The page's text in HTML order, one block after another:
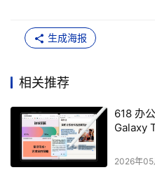
在“节流”方面,浪潮存储打出
例、积分、微分),通过实时
消除整机散热盲点,利用海
精细化调速,部件级调速的
生成海报
相关推荐
618 办
Galaxy
2026年